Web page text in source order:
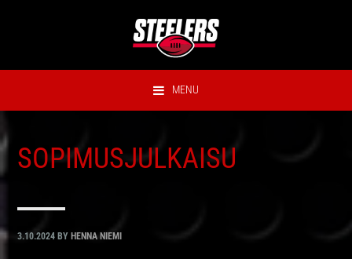
MENU
SOPIMUSJULKAISU
3.10.2024 BY HENNA NIEMI